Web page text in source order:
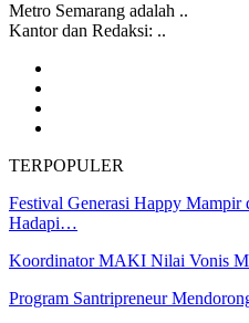
Metro Semarang adalah ..
Kantor dan Redaksi: ..
TERPOPULER
Festival Generasi Happy Mampir
Hadapi…
Koordinator MAKI Nilai Vonis
Program Santripreneur